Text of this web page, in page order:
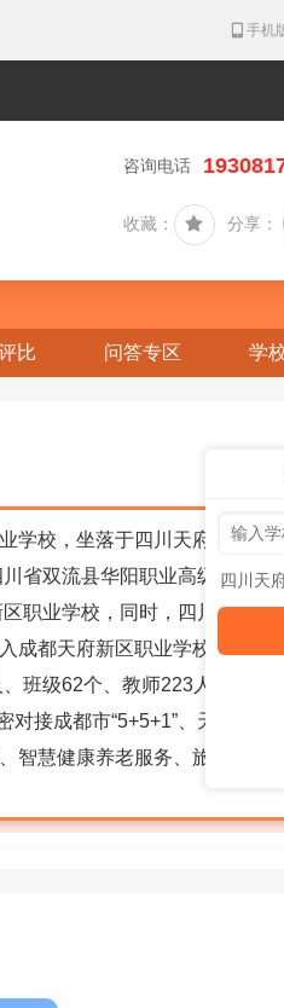
手机
咨询电话
收藏： 分享：
比 问答专区 学
学校，坐落于四川天府新区华
省双流县华阳职业高级中学，
职业学校，同时，四川天府新
成都天府新区职业学校，2020
班级62个、教师223人，其中
接成都市“5+5+1”、天府新区
智慧健康养老服务、旅游服务
四川天